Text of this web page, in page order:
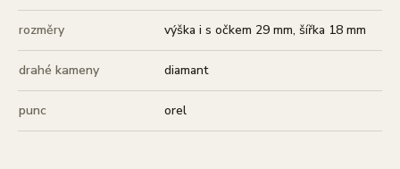
rozměry výška i s očkem 29 mm, šířka 18 mm
drahé kameny diamant
punc orel